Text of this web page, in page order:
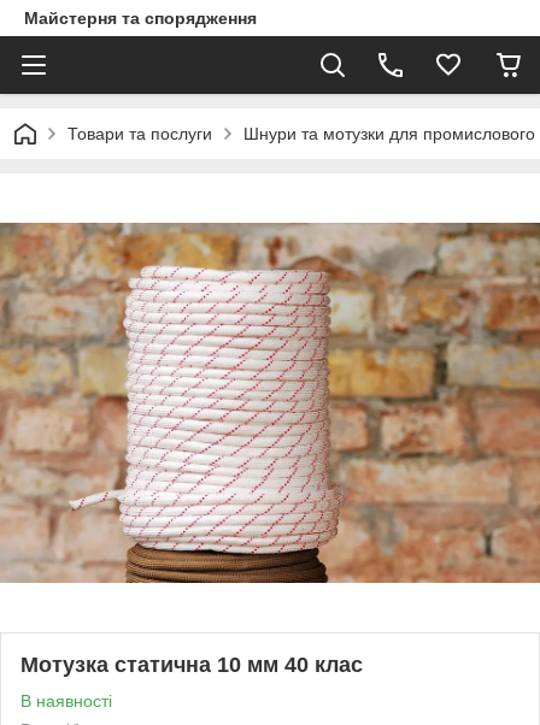
Майстерня та спорядження
Товари та послуги Шнури та мотузки для промислового
Мотузка статична 10 мм 40 клас
В наявності